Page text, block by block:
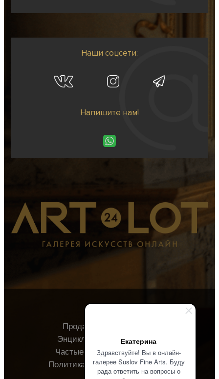
Екатерина
Здравствуйте! Вы в онлайн-
галерее Suslov Fine Arts. Буду
рада ответить на вопросы о
Наши соцсети:
Напишите нам!
Продавцу
Энциклопедия
О галерее
Частые вопросы
Контакты
Политика конфиденциальности